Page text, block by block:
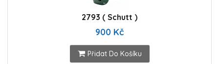
2793 ( Schutt )
900 Kč
Přidat Do Košíku